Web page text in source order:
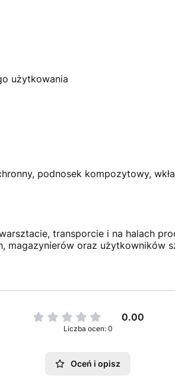
użytkowania
podnosek kompozytowy,
transporcie i na halach
magazynierów oraz użytkowników
0.00
Liczba ocen: 0
Oceń i opisz